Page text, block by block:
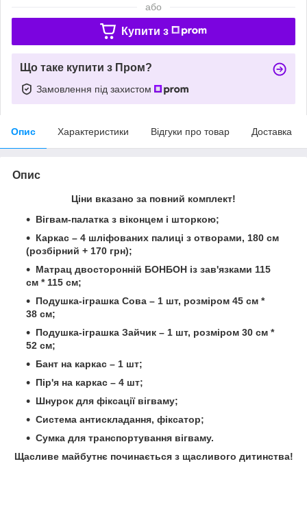
або
Купити з
Що таке купити з Пром?
Замовлення під захистом
Опис Характеристики Відгуки про товар Доставка
Опис
Ціни вказано за повний комплект!
Вігвам-палатка з віконцем і шторкою;
Каркас – 4 шліфованих палиці з отворами, 180 см
(розбірний + 170 грн);
Матрац двосторонній БОНБОН із зав'язками 115
см * 115 см;
Подушка-іграшка Сова – 1 шт, розміром 45 см *
38 см;
Подушка-іграшка Зайчик – 1 шт, розміром 30 см *
52 см;
Бант на каркас – 1 шт;
Пір'я на каркас – 4 шт;
Шнурок для фіксації вігваму;
Система антискладання, фіксатор;
Сумка для транспортування вігваму.
Щасливе майбутнє починається з щасливого дитинства!